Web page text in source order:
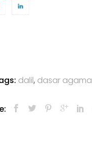
dalil, dasar agama